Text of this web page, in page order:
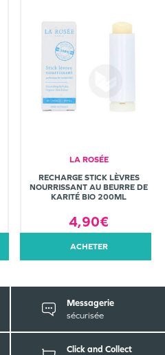
LA ROSÉE
RECHARGE STICK LÈVRES
NOURRISSANT AU BEURRE DE
KARITÉ BIO 200ML
4,90€
ACHETER
Messagerie
sécurisée
Click and Collect